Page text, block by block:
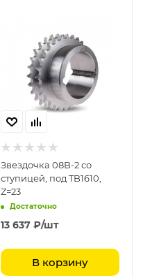
Звездочка 08B-2 со
ступицей, под TB1610,
Z=23
Достаточно
13 637 ₽/шт
В корзину